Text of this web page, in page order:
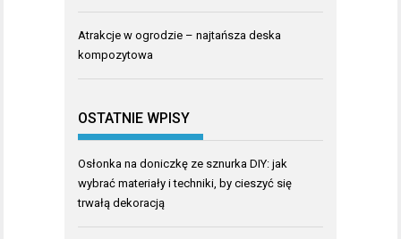
Atrakcje w ogrodzie – najtańsza deska
kompozytowa
OSTATNIE WPISY
Osłonka na doniczkę ze sznurka DIY: jak
wybrać materiały i techniki, by cieszyć się
trwałą dekoracją